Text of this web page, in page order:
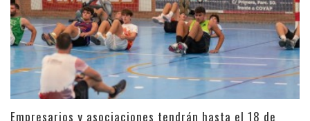
Empresarios y asociaciones tendrán hasta el 18 de